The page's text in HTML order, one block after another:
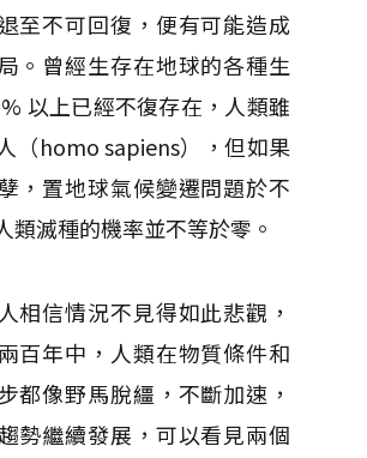
至不可回復，便有可能造成
。曾經生存在地球的各種生
以上已經不復存在，人類雖
（homo sapiens），但如果
，置地球氣候變遷問題於不
類滅種的機率並不等於零。
相信情況不見得如此悲觀，
百年中，人類在物質條件和
都像野馬脫繮，不斷加速，
勢繼續發展，可以看見兩個